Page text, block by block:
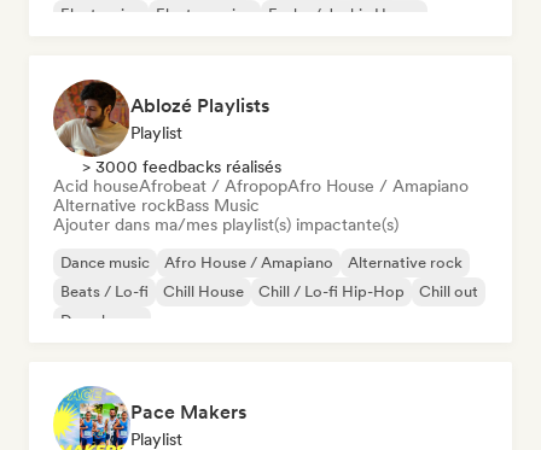
Electronica
Electro swing Funky / Jackin House
Ablozé Playlists
Playlist
> 3000 feedbacks réalisés
Acid houseAfrobeat / AfropopAfro House / Amapiano
Alternative rockBass Music
Ajouter dans ma/mes playlist(s) impactante(s)
Dance music Afro House / Amapiano
Alternative rock
Beats / Lo-fi
Chill House Chill / Lo-fi Hip-Hop
Chill out
Deep house
Pace Makers
Playlist